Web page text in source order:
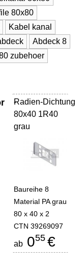
80x80
Kabel kanal
Abdeck 8
zubehoer
Radien-Dichtung
80x40 1R40
grau
-
Baureihe 8
Material PA grau
80 x 40 x 2
CTN 39269097
ab 055 €